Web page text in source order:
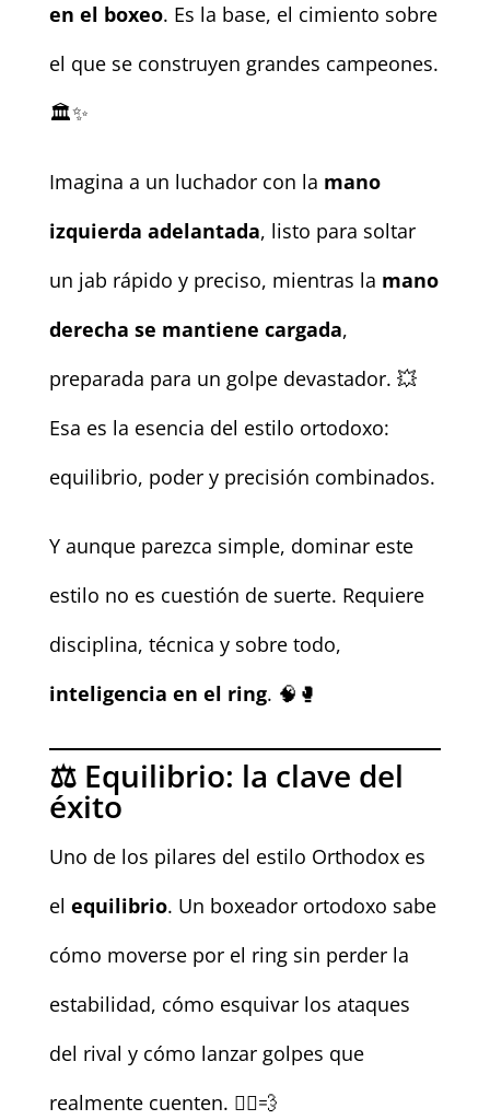
en el boxeo. Es la base, el cimiento sobre
el que se construyen grandes campeones.
🏛️✨
Imagina a un luchador con la mano
izquierda adelantada, listo para soltar
un jab rápido y preciso, mientras la mano
derecha se mantiene cargada,
preparada para un golpe devastador. 💥
Esa es la esencia del estilo ortodoxo:
equilibrio, poder y precisión combinados.
Y aunque parezca simple, dominar este
estilo no es cuestión de suerte. Requiere
disciplina, técnica y sobre todo,
inteligencia en el ring. 🧠🥊
⚖️ Equilibrio: la clave del
éxito
Uno de los pilares del estilo Orthodox es
el equilibrio. Un boxeador ortodoxo sabe
cómo moverse por el ring sin perder la
estabilidad, cómo esquivar los ataques
del rival y cómo lanzar golpes que
realmente cuenten. 🏃‍♂️💨